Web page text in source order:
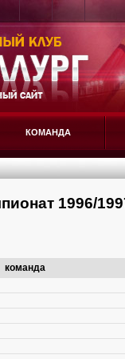
КОМАНДА
1996/
команда